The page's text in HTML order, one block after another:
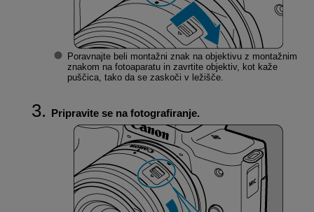
Poravnajte beli montažni znak na objektivu z montažnim
znakom na fotoaparatu in zavrtite objektiv, kot kaže
puščica, tako da se zaskoči v ležišče.
Pripravite se na fotografiranje.